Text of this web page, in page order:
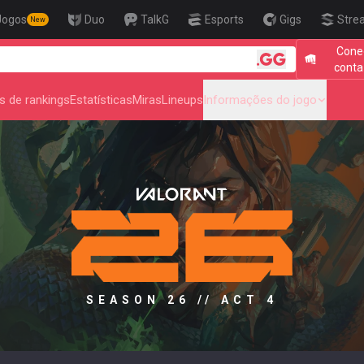
New Duo TalkG Esports Gigs
🎯 Level Up
de rankingsEstatísticasMirasLineupsInformações do jogo
SEASON 26 // ACT 4